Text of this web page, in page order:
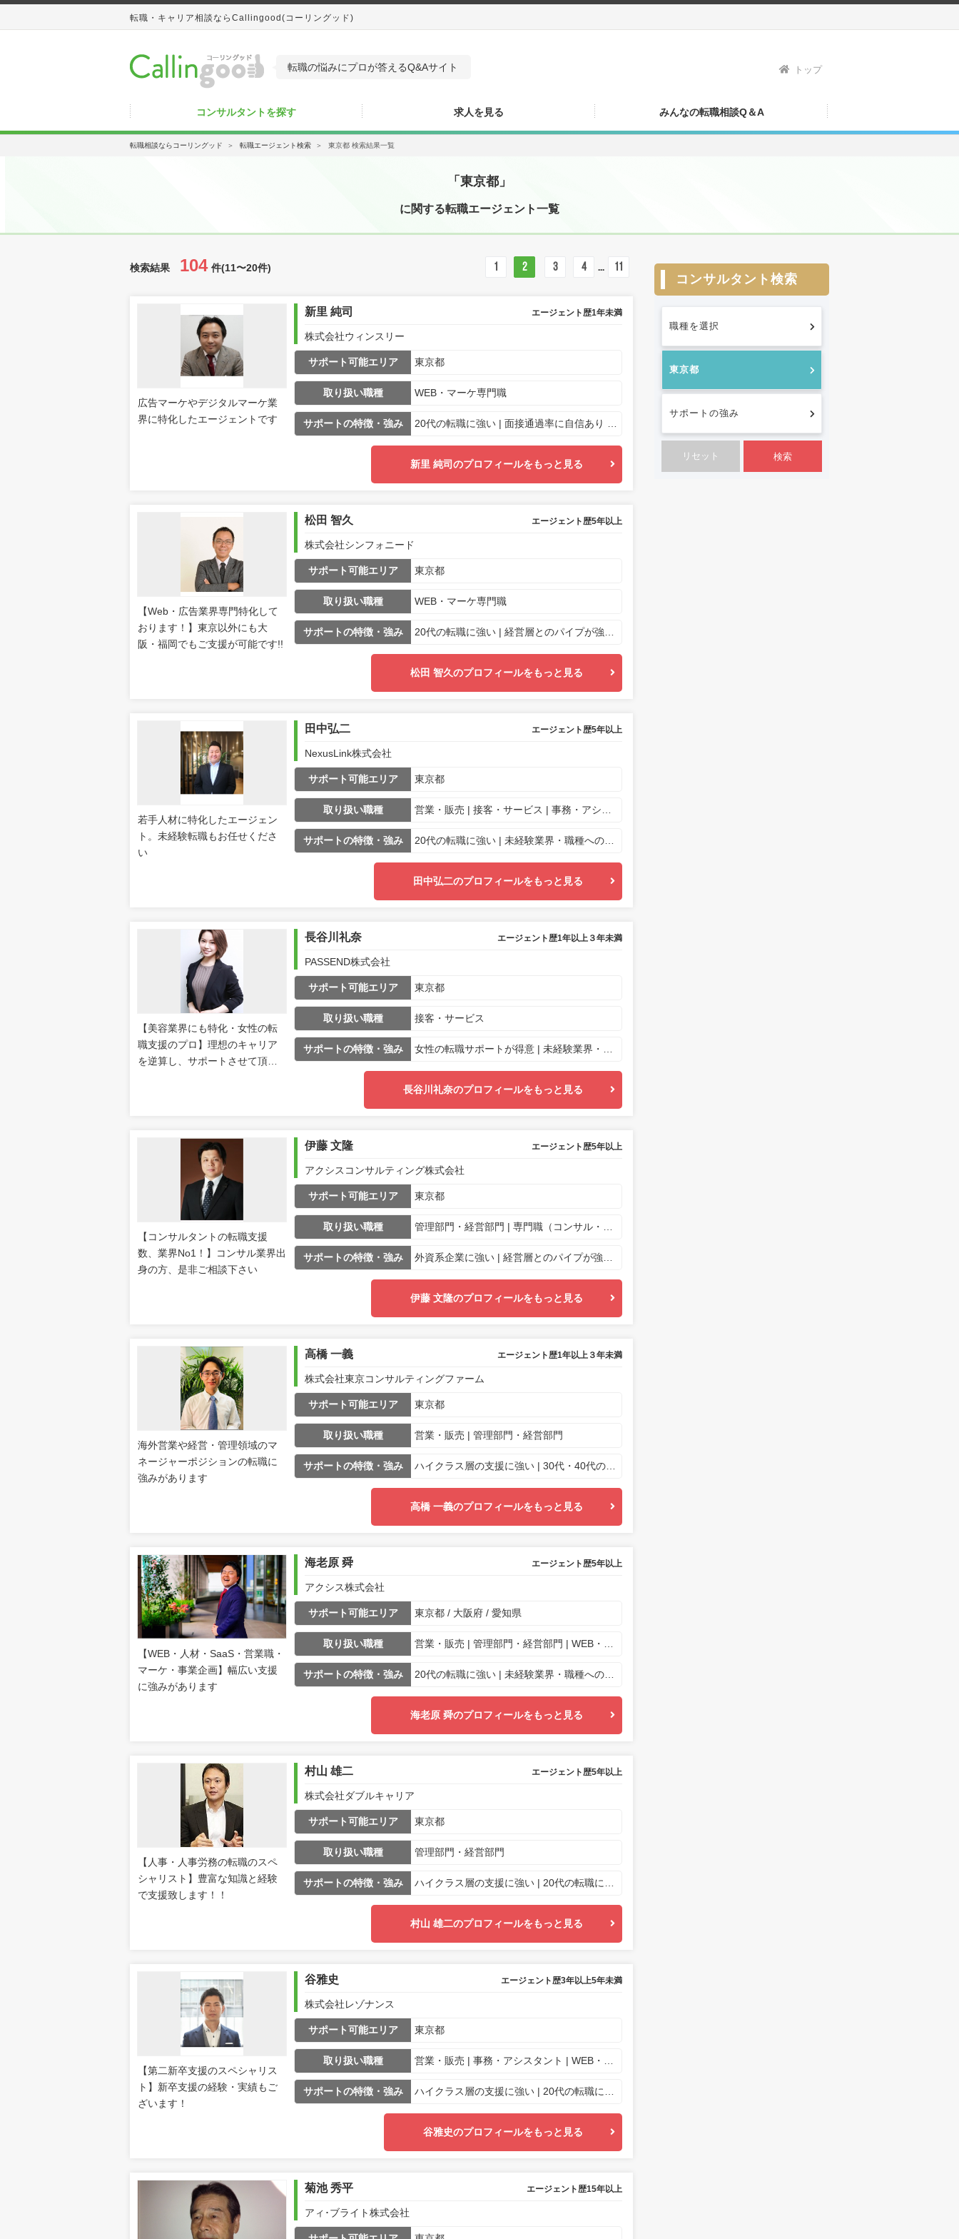
転職・キャリア相談ならCallingood(コーリングッド)
転職の悩みにプロが答えるQ&Aサイト トップ
コンサルタントを探す 求人を見る みんなの転職相談Q＆A
転職相談ならコーリングッド ＞ 転職エージェント検索 ＞ 東京都 検索結果一覧
「東京都」
に関する転職エージェント一覧
検索結果 104 件(11〜20件) 1 2 3 4 ... 11
広告マーケやデジタルマーケ業
界に特化したエージェントです
新里 純司 エージェント歴1年未満
株式会社ウィンスリー
サポート可能エリア 東京都
取り扱い職種 WEB・マーケ専門職
サポートの特徴・強み
新里 純司のプロフィールをもっと見る
【Web・広告業界専門特化して
おります！】東京以外にも大
阪・福岡でもご支援が可能です!!
松田 智久 エージェント歴5年以上
株式会社シンフォニード
サポート可能エリア 東京都
取り扱い職種 WEB・マーケ専門職
サポートの特徴・強み
松田 智久のプロフィールをもっと見る
若手人材に特化したエージェン
ト。未経験転職もお任せくださ
い
田中弘二 エージェント歴5年以上
NexusLink株式会社
サポート可能エリア 東京都
取り扱い職種
サポートの特徴・強み
田中弘二のプロフィールをもっと見る
【美容業界にも特化・女性の転
職支援のプロ】理想のキャリア
を逆算し、サポートさせて頂き
長谷川礼奈 エージェント歴1年以上３年未満
PASSEND株式会社
サポート可能エリア 東京都
取り扱い職種 接客・サービス
サポートの特徴・強み
長谷川礼奈のプロフィールをもっと見る
【コンサルタントの転職支援
数、業界No1！】コンサル業界出
身の方、是非ご相談下さい
伊藤 文隆 エージェント歴5年以上
アクシスコンサルティング株式会社
サポート可能エリア 東京都
取り扱い職種
サポートの特徴・強み
伊藤 文隆のプロフィールをもっと見る
海外営業や経営・管理領域のマ
ネージャーポジションの転職に
強みがあります
高橋 一義 エージェント歴1年以上３年未満
株式会社東京コンサルティングファーム
サポート可能エリア 東京都
取り扱い職種 営業・販売 | 管理部門・経営部門
サポートの特徴・強み
高橋 一義のプロフィールをもっと見る
【WEB・人材・SaaS・営業職・
マーケ・事業企画】幅広い支援
に強みがあります
海老原 舜 エージェント歴5年以上
アクシス株式会社
サポート可能エリア 東京都 / 大阪府 / 愛知県
取り扱い職種
サポートの特徴・強み
海老原 舜のプロフィールをもっと見る
【人事・人事労務の転職のスペ
シャリスト】豊富な知識と経験
で支援致します！！
村山 雄二 エージェント歴5年以上
株式会社ダブルキャリア
サポート可能エリア 東京都
取り扱い職種 管理部門・経営部門
サポートの特徴・強み
村山 雄二のプロフィールをもっと見る
【第二新卒支援のスペシャリス
ト】新卒支援の経験・実績もご
ざいます！
谷雅史 エージェント歴3年以上5年未満
株式会社レゾナンス
サポート可能エリア 東京都
取り扱い職種
サポートの特徴・強み
谷雅史のプロフィールをもっと見る
菊池 秀平 エージェント歴15年以上
アィ･ブライト株式会社
コンサルタント検索
職種を選択
東京都
サポートの強み
検索